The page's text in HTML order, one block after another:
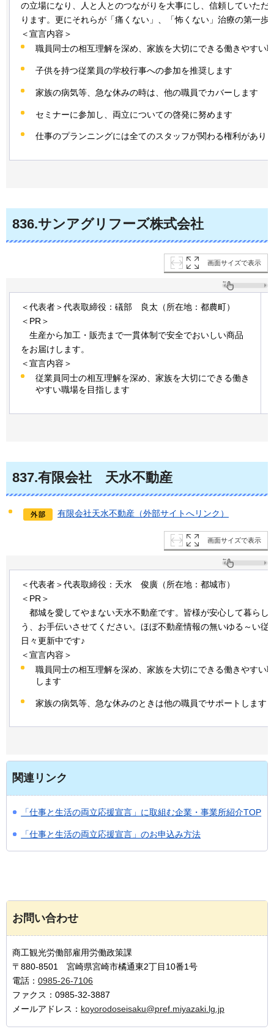
の立場になり、人と人とのつながりを大事にし、信頼していただ
ります。更にそれらが「痛くない」、「怖くない」治療の第一歩
＜宣言内容＞
職員同士の相互理解を深め、家族を大切にできる働きやすい
子供を持つ従業員の学校行事への参加を推奨します
家族の病気等、急な休みの時は、他の職員でカバーします
セミナーに参加し、両立についての啓発に努めます
仕事のプランニングには全てのスタッフが関わる権利があり
836.サンアグリフーズ株式会社
画面サイズで表示
＜代表者＞代表取締役：礒部 良太 （所在地：都農町）
＜PR＞
生産から加工・販売まで一貫体制で安全でおいしい商品
をお届けします。
＜宣言内容＞
従業員同士の相互理解を深め、家族を大切にできる働き
やすい職場を目指します
837.有限会社 天水不動産
有限会社天水不動産（外部サイトへリンク）
画面サイズで表示
＜代表者＞代表取締役：天水 俊廣（所在地：都城市）
＜PR＞
都城を愛してやまない天水不動産です。皆様が安心して暮らし
う、お手伝いさせてください。ほぼ不動産情報の無いゆる～い従
日々更新中です♪
＜宣言内容＞
職員同士の相互理解を深め、家族を大切にできる働きやすい
します
家族の病気等、急な休みのときは他の職員でサポートします
関連リンク
「仕事と生活の両立応援宣言」に取組む企業・事業所紹介TOP
「仕事と生活の両立応援宣言」のお申込み方法
お問い合わせ
商工観光労働部雇用労働政策課
〒880-8501 宮崎県宮崎市橘通東2丁目10番1号
電話： 0985-26-7106
ファクス：0985-32-3887
メールアドレス： koyorodoseisaku@pref.miyazaki.lg.jp